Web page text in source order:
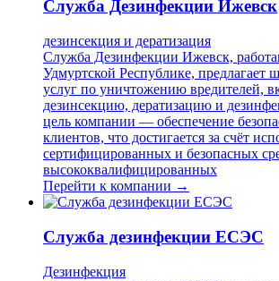
Служба Дезинфекции Ижевск
дезинсекция и дератизация
Служба Дезинфекции Ижевск,
Удмуртской Республике, предлагает
услуг по уничтожению вредителей,
дезинсекцию, дератизацию и
цель компании — обеспечение
клиентов, что достигается за счёт
сертифицированных и безопасных
высококвалифицированных
Перейти к компании →
Служба дезинфекции ЕСЭС
Дезинфекция